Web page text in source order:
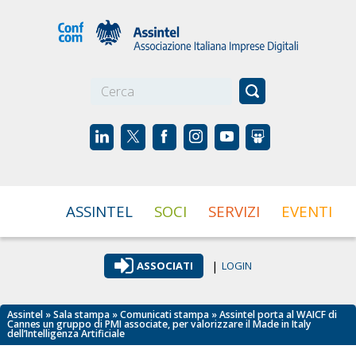
ASSINTEL SOCI SERVIZI EVENTI
ASSOCIATI | LOGIN
Assintel »Sala stampa »Comunicati stampa » Assintel porta al WAICF di
Cannes un gruppo di PMI associate, per valorizzare il Made in Italy
dell’Intelligenza Artificiale